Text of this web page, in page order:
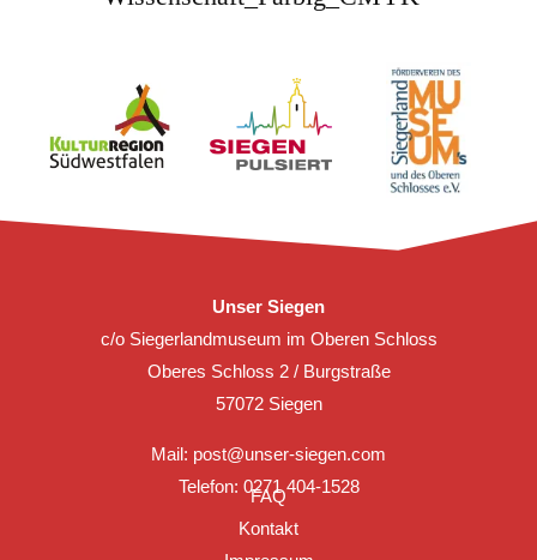
Unser Siegen
c/o Siegerlandmuseum im Oberen Schloss
Oberes Schloss 2 / Burgstraße
57072 Siegen
Mail: post@unser-siegen.com
Telefon: 0271 404-1528
FAQ
Kontakt